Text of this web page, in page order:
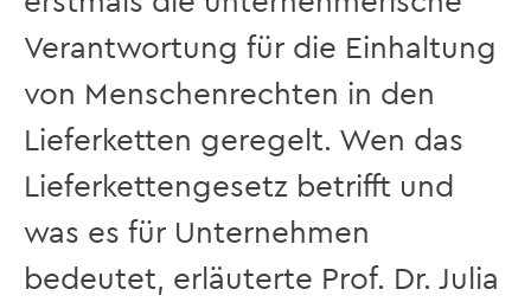
Verantwortung für die Einhaltung
von Menschenrechten in den
Lieferketten geregelt. Wen das
Lieferkettengesetz betrifft und
was es für Unternehmen
bedeutet, erläuterte Prof. Dr. Julia